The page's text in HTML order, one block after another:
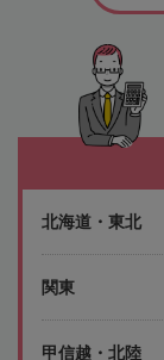
北海道・東北
関東
甲信越・北陸